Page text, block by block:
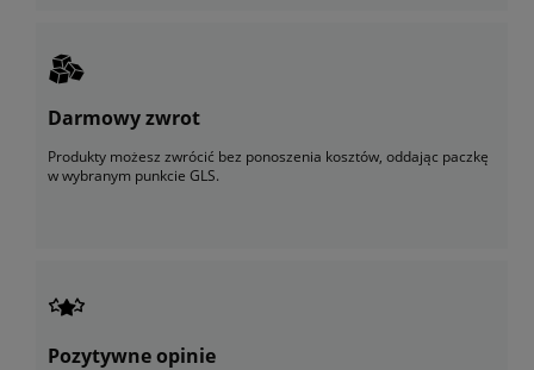
Darmowy zwrot
Produkty możesz zwrócić bez ponoszenia kosztów, oddając paczkę
w wybranym punkcie GLS.
Pozytywne opinie